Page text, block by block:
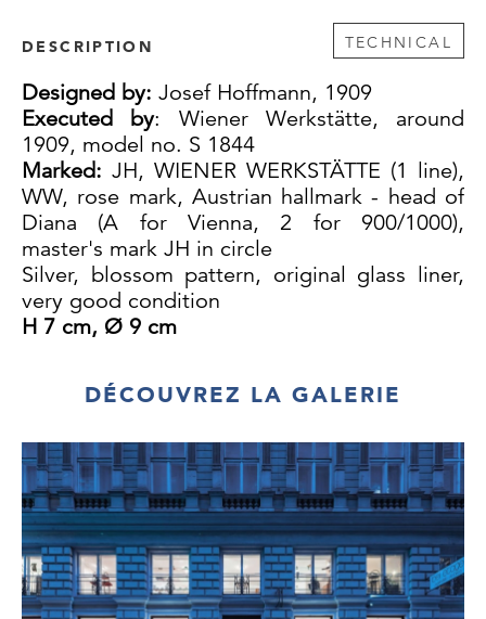
DESCRIPTION TECHNICAL
Designed by: Josef Hoffmann, 1909
Executed by: Wiener Werkstätte, around
1909, model no. S 1844
Marked: JH, WIENER WERKSTÄTTE (1 line),
WW, rose mark, Austrian hallmark - head of
Diana (A for Vienna, 2 for 900/1000),
master's mark JH in circle
Silver, blossom pattern, original glass liner,
very good condition
H 7 cm, Ø 9 cm
information.
DÉCOUVREZ LA GALERIE